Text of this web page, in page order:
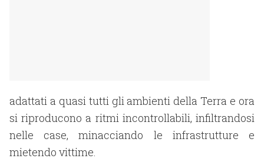
adattati a quasi tutti gli ambienti della Terra e ora
si riproducono a ritmi incontrollabili, infiltrandosi
nelle case, minacciando le infrastrutture e
mietendo vittime.